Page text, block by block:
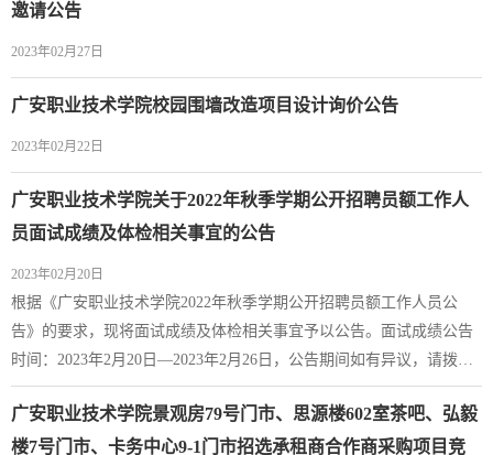
邀请公告
2023年02月27日
广安职业技术学院校园围墙改造项目设计询价公告
2023年02月22日
广安职业技术学院关于2022年秋季学期公开招聘员额工作人
员面试成绩及体检相关事宜的公告
2023年02月20日
根据《广安职业技术学院2022年秋季学期公开招聘员额工作人员公
告》的要求，现将面试成绩及体检相关事宜予以公告。面试成绩公告
时间：2023年2月20日—2023年2月26日，公告期间如有异议，请拨打
人事处电话：0826-2256100，如发现招考过程中有违规违纪行为，请
向学校纪委办公室检举举报，电话0826-2256388，18090516013。进入
体检环节人员请注意以下事项：1、体检时间为2023年2月27日（周
广安职业技术学院景观房79号门市、思源楼602室茶吧、弘毅
楼7号门市、卡务中心9-1门市招选承租商合作商采购项目竞